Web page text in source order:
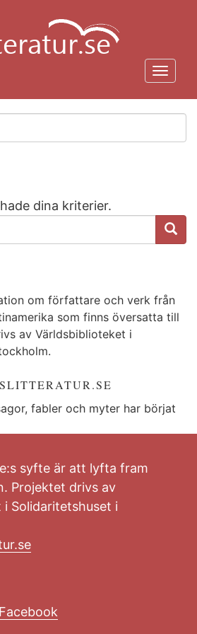
dina kriterier.
om författare och verk från
som finns översatta till
av Världsbiblioteket i
fabler och myter har börjat
syfte är att lyfta fram
Projektet drivs av
Solidaritetshuset i